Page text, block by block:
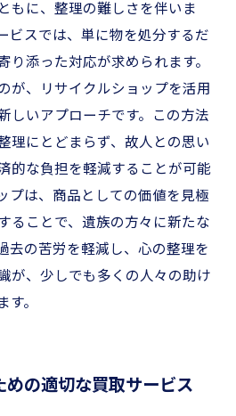
もに、整理の難しさを伴いま
ビスでは、単に物を処分するだ
り添った対応が求められます。
が、リサイクルショップを活用
しいアプローチです。この方法
理にとどまらず、故人との思い
的な負担を軽減することが可能
プは、商品としての価値を見極
ることで、遺族の方々に新たな
去の苦労を軽減し、心の整理を
が、少しでも多くの人々の助け
。
の適切な買取サービス